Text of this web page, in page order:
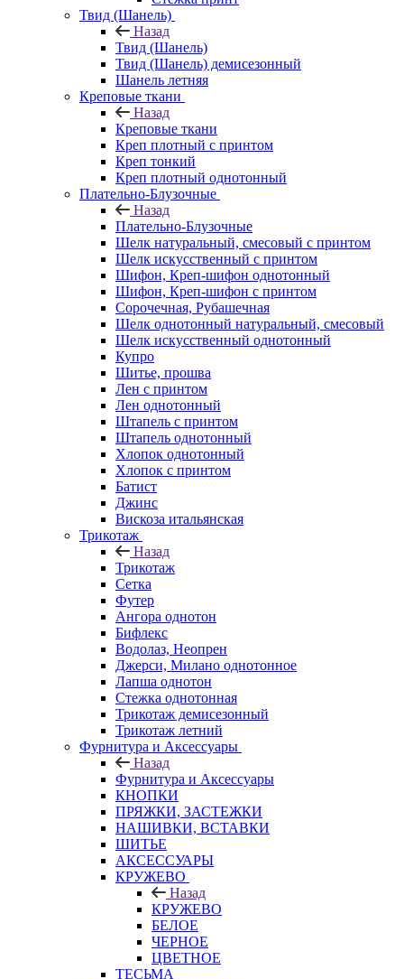
Твид (Шанель)
Назад
Твид (Шанель)
Твид (Шанель) демисезонный
Шанель летняя
Креповые ткани
Назад
Креповые ткани
Креп плотный с принтом
Креп тонкий
Креп плотный однотонный
Плательно-Блузочные
Назад
Плательно-Блузочные
Шелк натуральный, смесовый с принтом
Шелк искусственный с принтом
Шифон, Креп-шифон однотонный
Шифон, Креп-шифон с принтом
Сорочечная, Рубашечная
Шелк однотонный натуральный, смесовый
Шелк искусственный однотонный
Купро
Шитье, прошва
Лен с принтом
Лен однотонный
Штапель с принтом
Штапель однотонный
Хлопок однотонный
Хлопок с принтом
Батист
Джинс
Вискоза итальянская
Трикотаж
Назад
Трикотаж
Сетка
Футер
Ангора однотон
Бифлекс
Водолаз, Неопрен
Джерси, Милано однотонное
Лапша однотон
Стежка однотонная
Трикотаж демисезонный
Трикотаж летний
Фурнитура и Аксессуары
Назад
Фурнитура и Аксессуары
КНОПКИ
ПРЯЖКИ, ЗАСТЕЖКИ
НАШИВКИ, ВСТАВКИ
ШИТЬЕ
АКСЕССУАРЫ
КРУЖЕВО
Назад
КРУЖЕВО
БЕЛОЕ
ЧЕРНОЕ
ЦВЕТНОЕ
ТЕСЬМА